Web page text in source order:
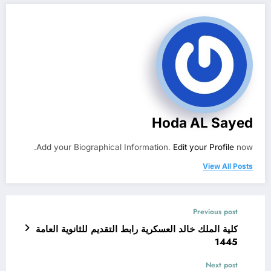
Hoda AL Sayed
Add your Biographical Information. Edit your Profile now.
View All Posts
Previous post
كلية الملك خالد العسكرية رابط التقديم للثانوية العامة
1445
Next post